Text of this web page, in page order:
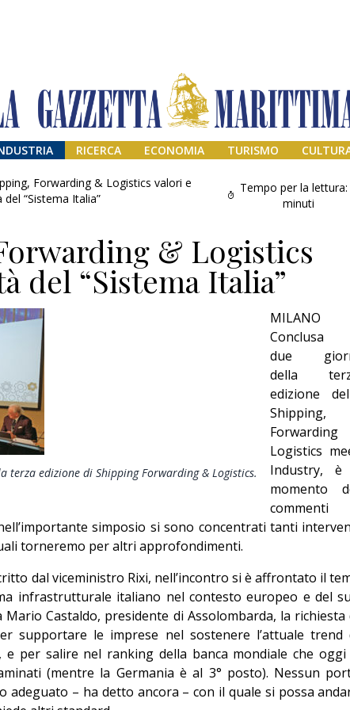
RICERCA ECONOMIA TURISMO
Forwarding & Logistics valori e
del “Sistema Italia”
Tempo per la lettura:
minuti
& Logistics
del “Sistema Italia”
edizione di Shipping Forwarding & Logistics.
MILANO
Conclusa
due
della
edizione
Shipping,
Forwarding
Logistics
Industry, è
momento
commenti
simposio si sono concentrati tanti
torneremo per altri approfondimenti.
dal viceministro Rixi, nell’incontro si è affrontato il
infrastrutturale italiano nel contesto europeo e del
Castaldo, presidente di Assolombarda, la richiesta
supportare le imprese nel sostenere l’attuale trend
e per salire nel ranking della banca mondiale che oggi
(mentre la Germania è al 3° posto). Nessun
– ha detto ancora – con il quale si possa
Addio amico
Giorgio
Editoriale